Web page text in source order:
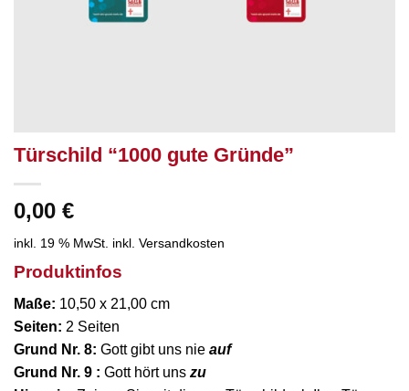
Türschild “1000 gute Gründe”
0,00 €
inkl. 19 % MwSt. inkl. Versandkosten
Produktinfos
Maße: 10,50 x 21,00 cm
Seiten: 2 Seiten
Grund Nr. 8: Gott gibt uns nie auf
Grund Nr. 9 : Gott hört uns zu